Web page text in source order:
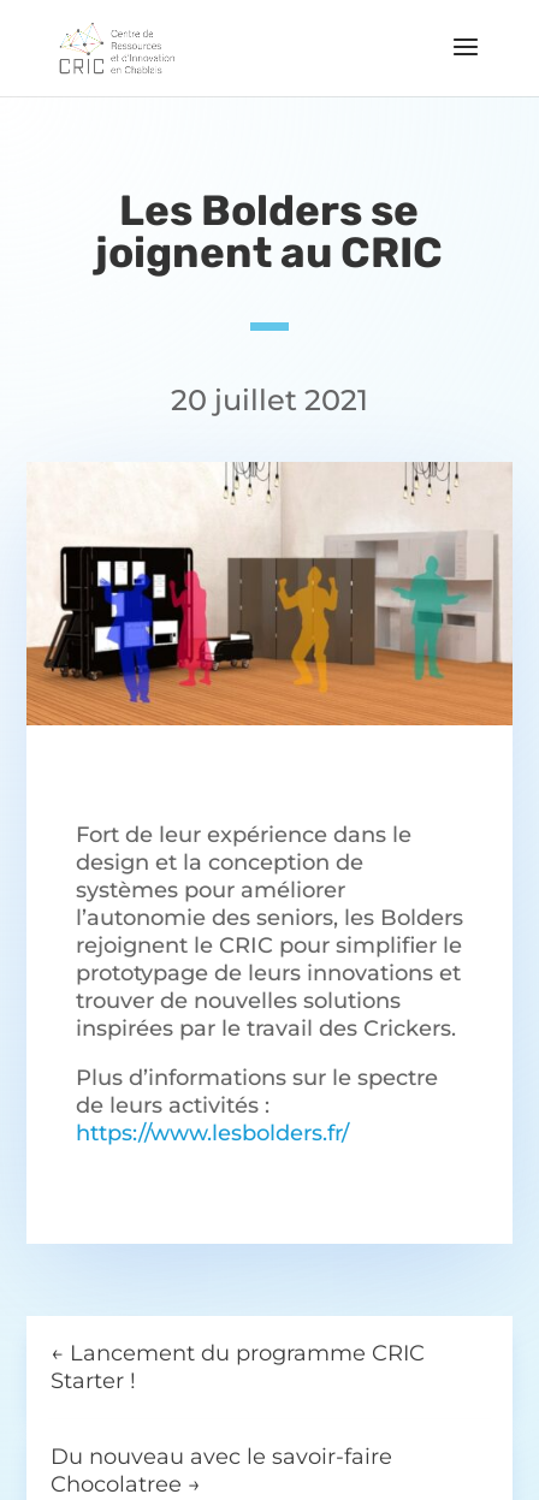
Les Bolders se
joignent au CRIC
20 juillet 2021
Fort de leur expérience dans le
design et la conception de
systèmes pour améliorer
l’autonomie des seniors, les Bolders
rejoignent le CRIC pour simplifier le
prototypage de leurs innovations et
trouver de nouvelles solutions
inspirées par le travail des Crickers.
Plus d’informations sur le spectre
de leurs activités :
https://www.lesbolders.fr/
← Lancement du programme CRIC
Starter !
Du nouveau avec le savoir-faire
Chocolatree →